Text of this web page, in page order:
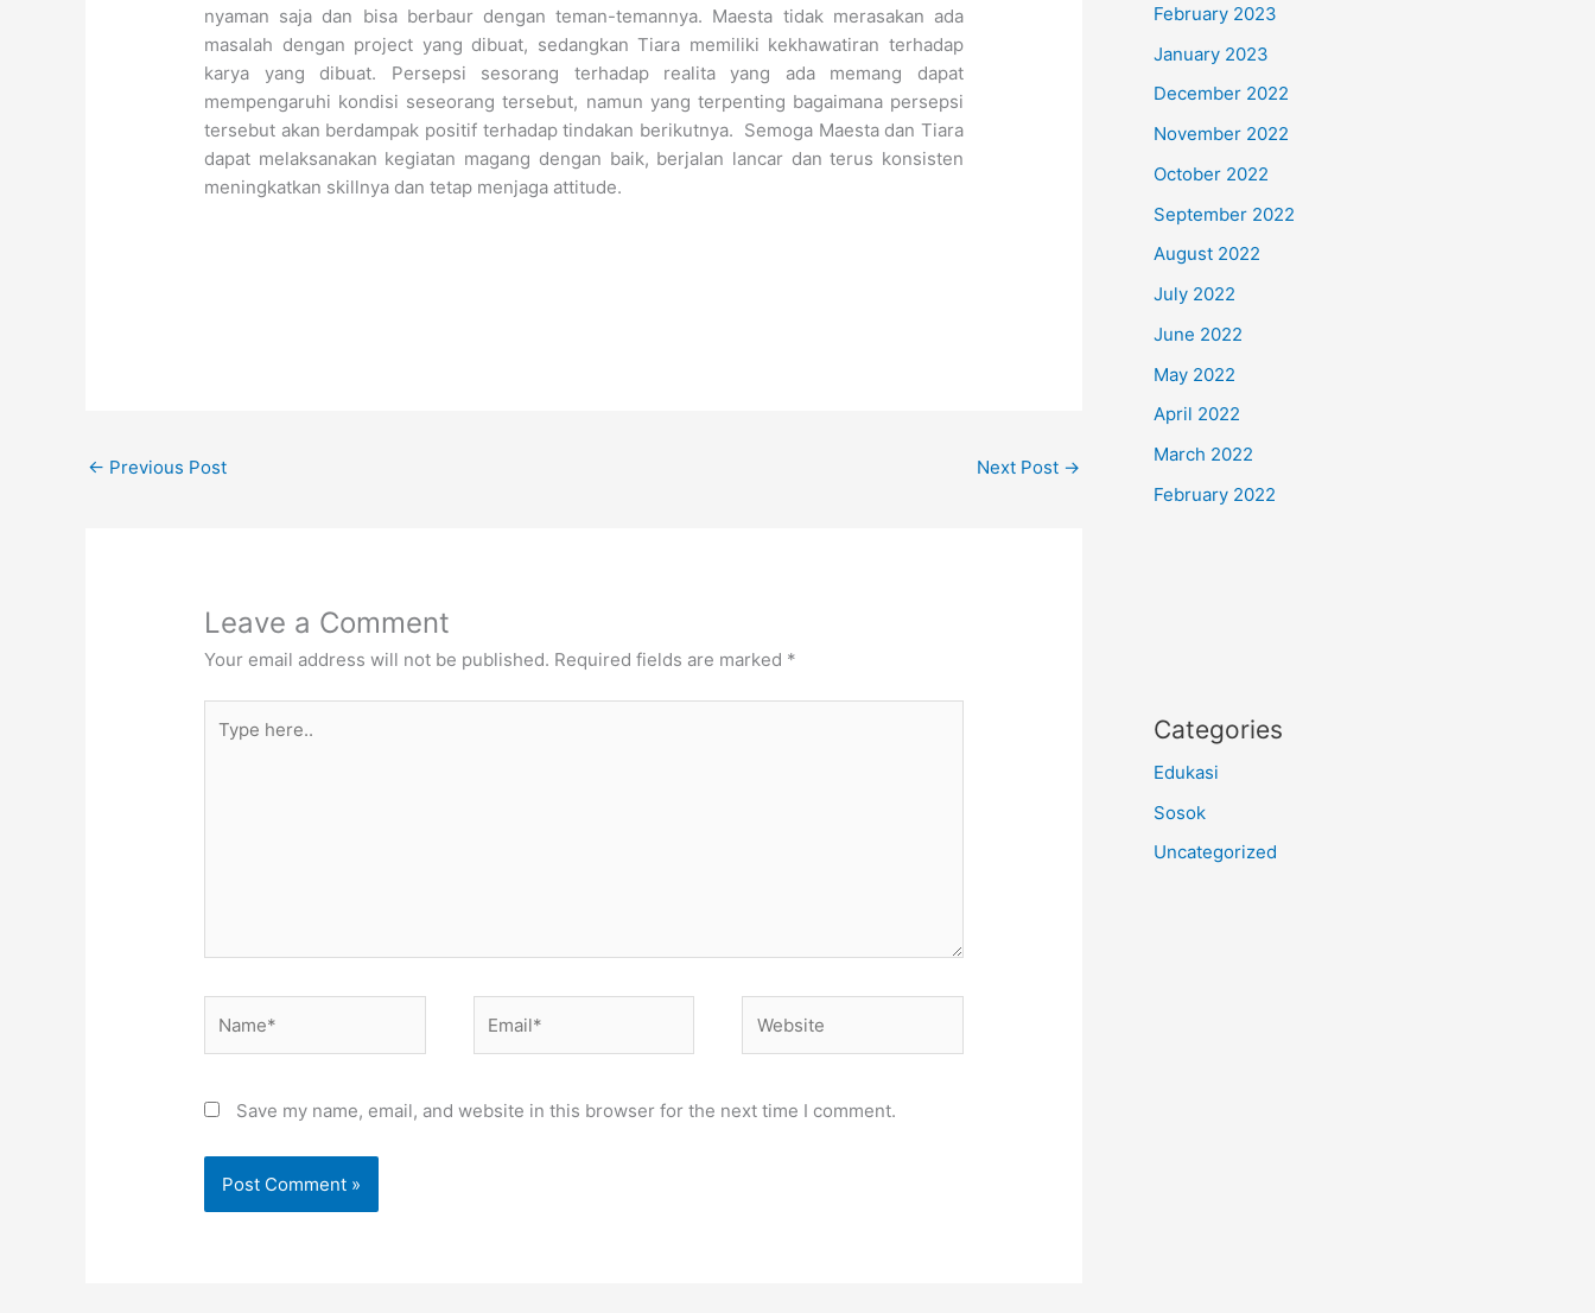
nyaman saja dan bisa berbaur dengan teman-temannya. Maesta tidak merasakan ada
masalah dengan project yang dibuat, sedangkan Tiara memiliki kekhawatiran terhadap
karya yang dibuat. Persepsi sesorang terhadap realita yang ada memang dapat
mempengaruhi kondisi seseorang tersebut, namun yang terpenting bagaimana persepsi
tersebut akan berdampak positif terhadap tindakan berikutnya. Semoga Maesta dan Tiara
dapat melaksanakan kegiatan magang dengan baik, berjalan lancar dan terus konsisten
meningkatkan skillnya dan tetap menjaga attitude.
← Previous Post Next Post →
Leave a Comment
Your email address will not be published. Required fields are marked *
here..
Save my name, email, and website in this browser for the next time I comment.
February 2023
January 2023
December 2022
November 2022
October 2022
September 2022
August 2022
July 2022
June 2022
May 2022
April 2022
March 2022
February 2022
Categories
Edukasi
Sosok
Uncategorized